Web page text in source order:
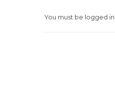
You must be logged in